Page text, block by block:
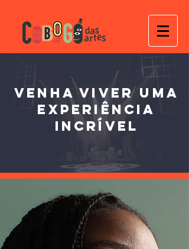
VENHA VIVER UMA
EXPERIÊNCIA
INCRÍVEL